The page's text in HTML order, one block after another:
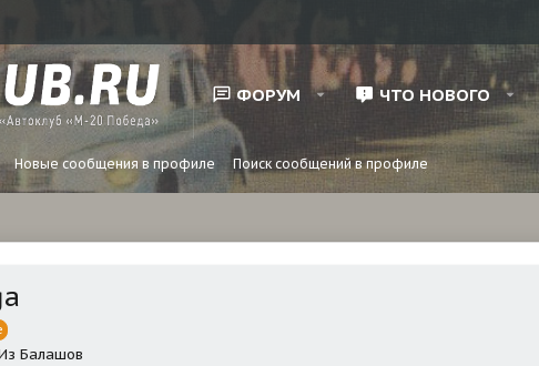
ФОРУМ ЧТО НОВОГО
Новые сообщения в профиле Поиск сообщений в профиле
Балашов